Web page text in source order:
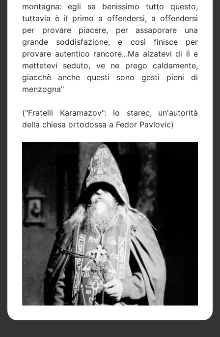
montagna: egli sa benissimo tutto questo,
tuttavia è il primo a offendersi, a offendersi
per provare piacere, per assaporare una
grande soddisfazione, e così finisce per
provare autentico rancore...Ma alzatevi di lì e
mettetevi seduto, ve ne prego caldamente,
giacchè anche questi sono gesti pieni di
menzogna"
("Fratelli Karamazov": lo starec, un'autorità
della chiesa ortodossa a Fedor Pavlovic)